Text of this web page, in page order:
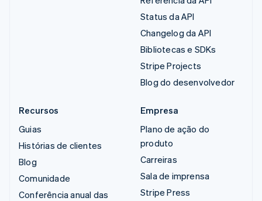
Status da API
Changelog da API
Bibliotecas e SDKs
Stripe Projects
Blog do desenvolvedor
Recursos
Guias
Histórias de clientes
Blog
Comunidade
Conferência anual das
Empresa
Plano de ação do
produto
Carreiras
Sala de imprensa
Stripe Press